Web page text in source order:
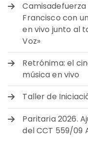
Francisco con
en vivo junto al
Voz»
Retrónima: el
música en vivo
Taller de
Paritaria 2026.
del CCT 559/09